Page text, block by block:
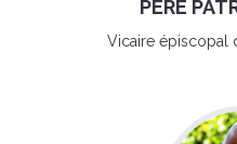
PÈRE
Vicaire épiscopal